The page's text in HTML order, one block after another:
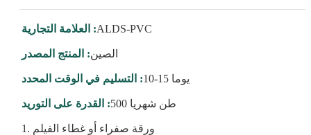
العلامة التجارية :ALDS-PVC
المنتج المصدر :الصين
التسليم في الوقت المحدد : 10-15 يوما
القدرة على التوريد : 500 طن شهريا
1. ورقة صفراء أو غطاء الفيلم